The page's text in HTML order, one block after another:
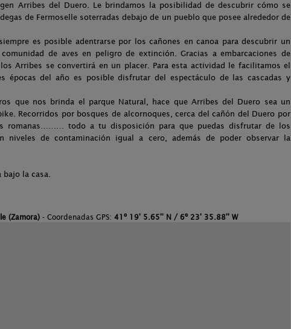
Arribes del Duero. Le brindamos la posibilidad de descubrir cómo se
de Fermoselle soterradas debajo de un pueblo que posee alrededor de
es posible adentrarse por los cañones en canoa para descubrir un
de aves en peligro de extinción. Gracias a embarcaciones de
Arribes se convertirá en un placer. Para esta actividad le facilitamos el
épocas del año es posible disfrutar del espectáculo de las cascadas y
que nos brinda el parque Natural, hace que Arribes del Duero sea un
Recorridos por bosques de alcornoques, cerca del cañón del Duero por
romanas……… todo a tu disposición para que puedas disfrutar de los
de contaminación igual a cero, además de poder observar la
bajo la casa.
(Zamora) - Coordenadas GPS: 41º 19' 5.65'' N / 6º 23' 35.88'' W